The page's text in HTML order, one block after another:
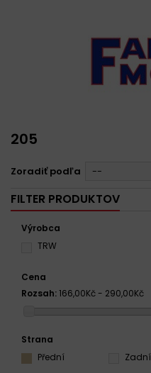
205
Zoradiť podľa --
FILTER PRODUKTOV
Výrobca
TRW
Cena
Rozsah: 166,00Kč - 290,00Kč
Strana
Přední
Zadní